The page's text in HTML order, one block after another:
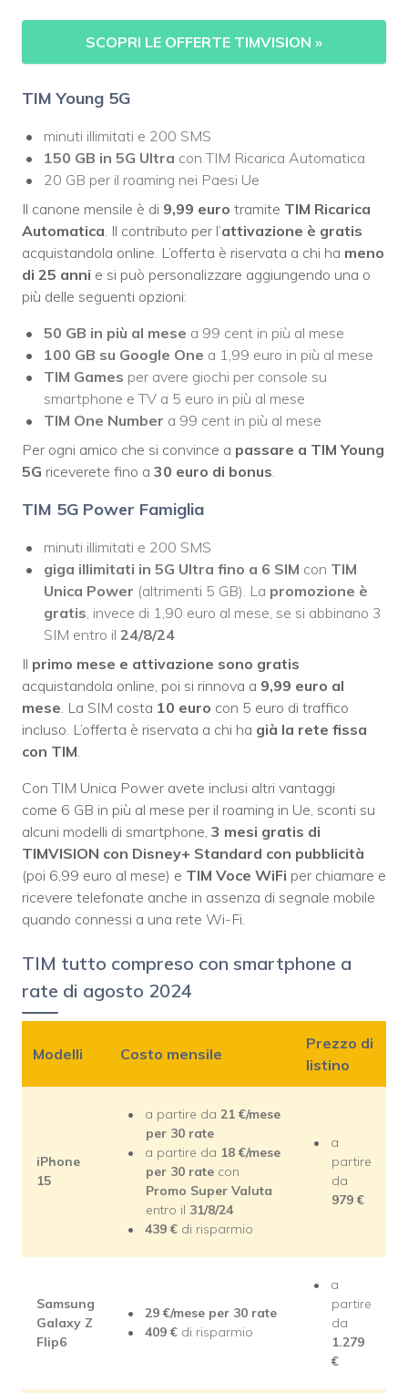
SCOPRI LE OFFERTE TIMVISION »
TIM Young 5G
minuti illimitati e 200 SMS
150 GB in 5G Ultra con TIM Ricarica Automatica
20 GB per il roaming nei Paesi Ue
Il canone mensile è di 9,99 euro tramite TIM Ricarica
Automatica. Il contributo per l’attivazione è gratis
acquistandola online. L’offerta è riservata a chi ha meno
di 25 anni e si può personalizzare aggiungendo una o
più delle seguenti opzioni:
50 GB in più al mese a 99 cent in più al mese
100 GB su Google One a 1,99 euro in più al mese
TIM Games per avere giochi per console su
smartphone e TV a 5 euro in più al mese
TIM One Number a 99 cent in più al mese
Per ogni amico che si convince a passare a TIM Young
5G riceverete fino a 30 euro di bonus.
TIM 5G Power Famiglia
minuti illimitati e 200 SMS
giga illimitati in 5G Ultra fino a 6 SIM con TIM
Unica Power (altrimenti 5 GB). La promozione è
gratis, invece di 1,90 euro al mese, se si abbinano 3
SIM entro il 24/8/24
Il primo mese e attivazione sono gratis
acquistandola online, poi si rinnova a 9,99 euro al
mese. La SIM costa 10 euro con 5 euro di traffico
incluso. L’offerta è riservata a chi ha già la rete fissa
con TIM.
Con TIM Unica Power avete inclusi altri vantaggi
come 6 GB in più al mese per il roaming in Ue, sconti su
alcuni modelli di smartphone, 3 mesi gratis di
TIMVISION con Disney+ Standard con pubblicità
(poi 6,99 euro al mese) e TIM Voce WiFi per chiamare e
ricevere telefonate anche in assenza di segnale mobile
quando connessi a una rete Wi-Fi.
TIM tutto compreso con smartphone a
rate di agosto 2024
Modelli Costo mensile
Prezzo di
listino
iPhone
15
a partire da 21€/mese
per 30 rate
a partire da 18€/mese
per 30 rate con
Promo Super Valuta
entro il 31/8/24
439€ di risparmio
a
partire
da
979€
Samsung
Galaxy Z
Flip6
29€/mese per 30 rate
409€ di risparmio
a
partire
da
1.279
€